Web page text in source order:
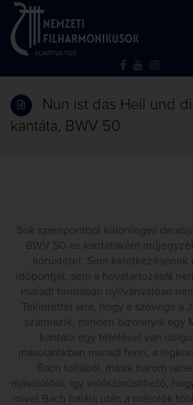
Nun ist das Heil und
kantáta, BWV 50
Sok szempontból különleges
BWV 50-es kantátaként
kórustétel. Sem keletkezésének
időpontját, sem a hovatartozását
maradt formában nyilvánvalóan
Tekintettel arra, hogy a szövege a
származik, minden bizonnyal egy
kantáta egy tételével van
másolatokban maradt fenn, a
Bach tollából, másik három
másolóktól, így valószínűsíthető,
mivel Bach halála után a másolók